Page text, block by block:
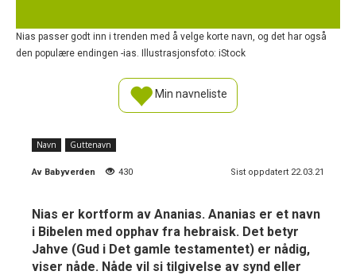
Nias passer godt inn i trenden med å velge korte navn, og det har også
den populære endingen -ias. Illustrasjonsfoto: iStock
Min navneliste
Navn Guttenavn
Av Babyverden 430 Sist oppdatert 22.03.21
Nias er kortform av Ananias. Ananias er et navn
i Bibelen med opphav fra hebraisk. Det betyr
Jahve (Gud i Det gamle testamentet) er nådig,
viser nåde. Nåde vil si tilgivelse av synd eller